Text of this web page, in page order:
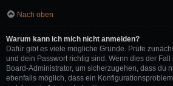
Nach oben
Warum kann ich mich nicht anmelden?
Dafür gibt es viele mögliche Gründe. Prüfe
und dein Passwort richtig sind. Wenn dies der
Board-Administrator, um sicherzugehen, dass du
ebenfalls möglich, dass ein